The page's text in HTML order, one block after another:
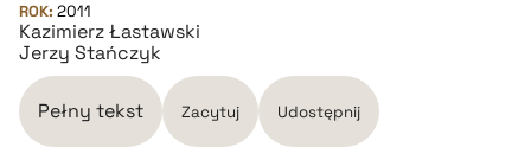
BIBTEX
pobierz cytat
ROK: 2011
Kazimierz Łastawski
Jerzy Stańczyk
Pełny tekst Zacytuj Udostępnij